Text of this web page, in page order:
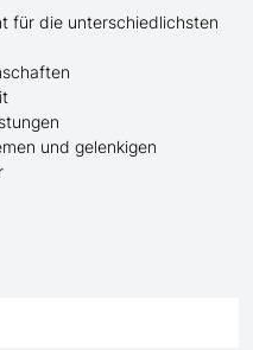
für die unterschiedlichsten
und gelenkigen